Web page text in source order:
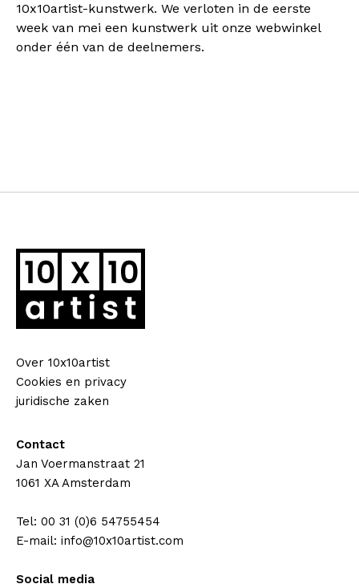
10x10artist-kunstwerk. We verloten in de eerste
week van mei een kunstwerk uit onze webwinkel
onder één van de deelnemers.
Over 10x10artist
Cookies en privacy
juridische zaken
Contact
Jan Voermanstraat 21
1061 XA Amsterdam
Tel: 00 31 (0)6 54755454
E-mail: info@10x10artist.com
Social media